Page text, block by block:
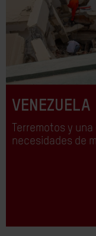
VENEZUELA
Terremotos y
necesidades de